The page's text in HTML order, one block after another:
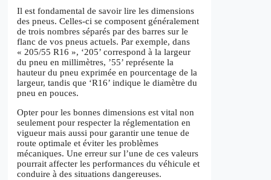
Il est fondamental de savoir lire les dimensions
des pneus. Celles-ci se composent généralement
de trois nombres séparés par des barres sur le
flanc de vos pneus actuels. Par exemple, dans
« 205/55 R16 », ‘205’ correspond à la largeur
du pneu en millimètres, ’55’ représente la
hauteur du pneu exprimée en pourcentage de la
largeur, tandis que ‘R16’ indique le diamètre du
pneu en pouces.
Opter pour les bonnes dimensions est vital non
seulement pour respecter la réglementation en
vigueur mais aussi pour garantir une tenue de
route optimale et éviter les problèmes
mécaniques. Une erreur sur l’une de ces valeurs
pourrait affecter les performances du véhicule et
conduire à des situations dangereuses.